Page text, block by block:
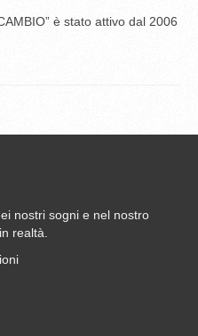
è stato attivo dal 2006
nostri sogni e nel nostro
realtà.